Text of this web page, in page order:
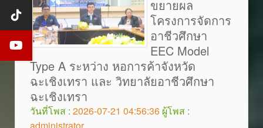
ขยายผล
โครงการจัดการ
อาชีวศึกษา
EEC Model
Type A ระหว่าง หอการค้าจังหวัด
ฉะเชิงเทรา และ วิทยาลัยอาชีวศึกษา
ฉะเชิงเทรา
วันที่โพส : 2026-07-21 04:56:36 ผู้โพส :
administrator